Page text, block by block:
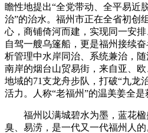
瞻性地提出“全党带动、全平易近
治”的治水。福州市正在全省初创
心，商铺倚河而建，实现同一安
自驾一艘乌篷船，更是福州接续
析管理中水岸同治、系统兼治，
南岸的烟台山贸易街，来自亚、
地域的71支龙舟步队，打破“九龙
活力。人称“老福州”的温美姜全是
福州以满城碧水为墨，蓝花楹
臭、易涝，是一代又一代福州人